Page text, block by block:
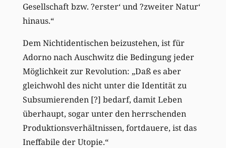
Gesellschaft bzw. ?erster‘ und ?zweiter Natur‘
hinaus.“
Dem Nichtidentischen beizustehen, ist für
Adorno nach Auschwitz die Bedingung jeder
Möglichkeit zur Revolution: „Daß es aber
gleichwohl des nicht unter die Identität zu
Subsumierenden [?] bedarf, damit Leben
überhaupt, sogar unter den herrschenden
Produktionsverhältnissen, fortdauere, ist das
Ineffabile der Utopie.“